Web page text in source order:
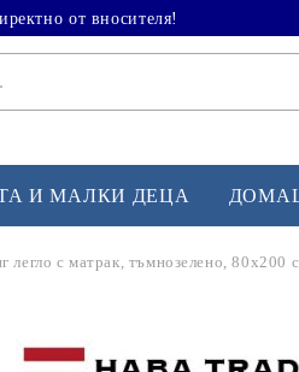
от вносителя!
И МАЛКИ ДЕЦА
легло с матрак, тъмнозелено, 80x200